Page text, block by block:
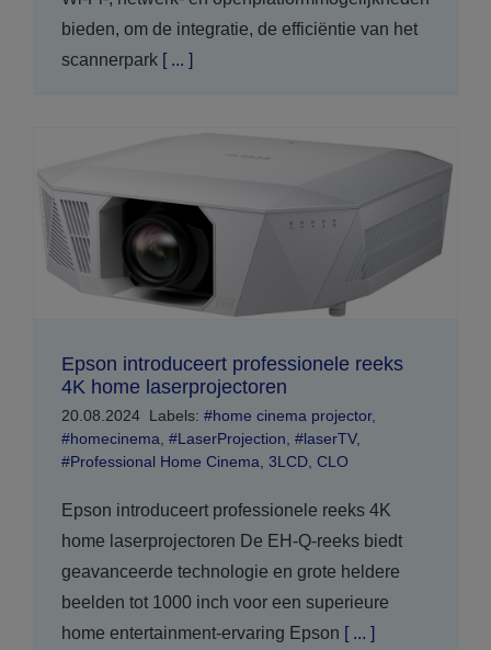
bieden, om de integratie, de efficiëntie van het
scannerpark[ ... ]
Epson introduceert professionele reeks
4K home laserprojectoren
20.08.2024 Labels: #home cinema projector,
#homecinema, #LaserProjection, #laserTV,
#Professional Home Cinema, 3LCD, CLO
Epson introduceert professionele reeks 4K
home laserprojectoren De EH-Q-reeks biedt
geavanceerde technologie en grote heldere
beelden tot 1000 inch voor een superieure
home entertainment-ervaring Epson [ ... ]